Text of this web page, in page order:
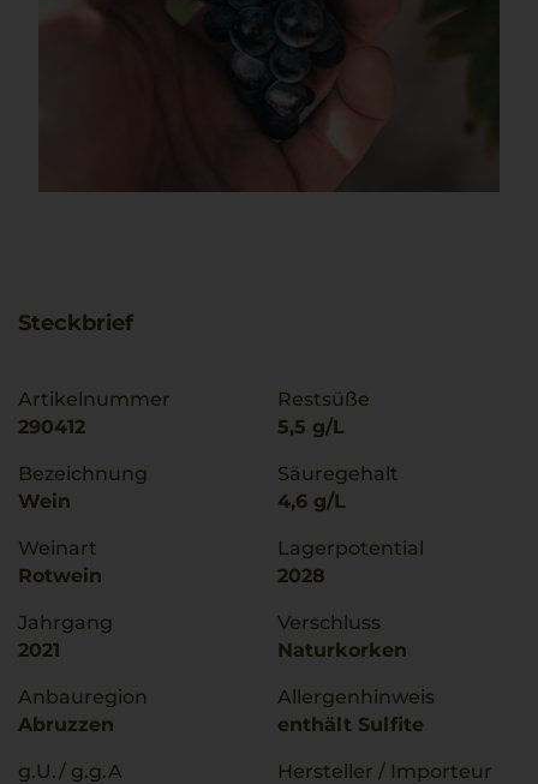
Steckbrief
Artikelnummer
290412
Bezeichnung
Wein
Weinart
Rotwein
Jahrgang
2021
Anbauregion
Abruzzen
g.U./ g.g.A
Restsüße
5,5 g/L
Säuregehalt
4,6 g/L
Lagerpotential
2028
Verschluss
Naturkorken
Allergenhinweis
enthält Sulfite
Hersteller / Importeur